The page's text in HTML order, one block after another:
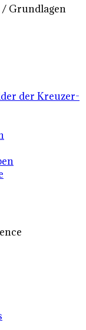
/ Grundlagen
der Kreuzer-